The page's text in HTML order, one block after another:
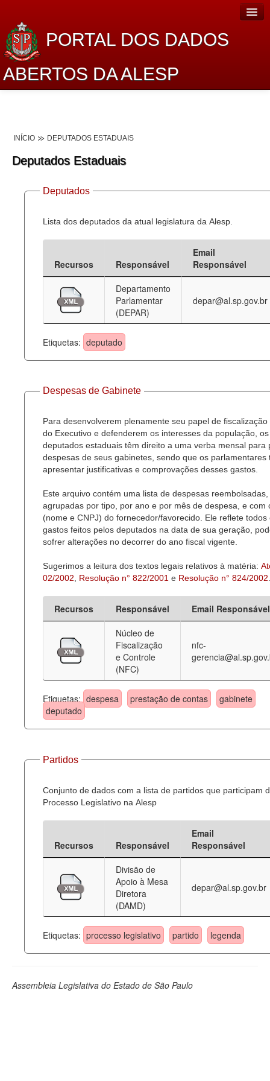
PORTAL DOS DADOS
ABERTOS DA ALESP
Lei de Acesso à Informação
Dados Governamentais Abertos
Planejamento
Catálogo de dados
Processo Legislativo
Deputados Estaduais
Administração
Legislação
Agenda
Perguntas frequentes
INÍCIO DEPUTADOS ESTADUAIS
Deputados Estaduais
Deputados
Lista dos deputados da atual legislatura da Alesp.
Recursos Responsável
Email
Responsável
Departamento
Parlamentar
(DEPAR)
depar@al.sp.gov.br
Etiquetas: deputado
Despesas de Gabinete
Para desenvolverem plenamente seu papel de fiscalização
do Executivo e defenderem os interesses da população, os
deputados estaduais têm direito a uma verba mensal para
despesas de seus gabinetes, sendo que os parlamentares
apresentar justificativas e comprovações desses gastos.
Este arquivo contém uma lista de despesas reembolsadas,
agrupadas por tipo, por ano e por mês de despesa, e com
(nome e CNPJ) do fornecedor/favorecido. Ele reflete todos
gastos feitos pelos deputados na data de sua geração,
sofrer alterações no decorrer do ano fiscal vigente.
Sugerimos a leitura dos textos legais relativos à matéria:
02/2002
Resolução n° 822/2001 e Resolução n° 824/2002
Recursos Responsável
Email Responsável
Núcleo de
Fiscalização
e Controle
(NFC)
nfc-
Etiquetas: despesa prestação de contas
gabinete
deputado
Partidos
Conjunto de dados com a lista de partidos que participam
Processo Legislativo na Alesp
Recursos Responsável
Email
Responsável
Divisão de
Apoio à Mesa
Diretora
(DAMD)
depar@al.sp.gov.br
Etiquetas: processo legislativo partido legenda
Assembleia Legislativa do Estado de São Paulo